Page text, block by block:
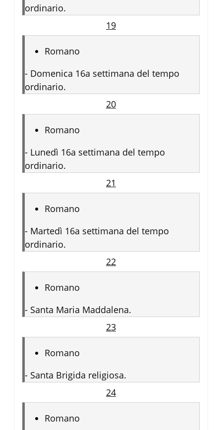
ordinario.
19
Romano
- Domenica 16a settimana del tempo
ordinario.
20
Romano
- Lunedì 16a settimana del tempo
ordinario.
21
Romano
- Martedì 16a settimana del tempo
ordinario.
22
Romano
- Santa Maria Maddalena.
23
Romano
- Santa Brigida religiosa.
24
Romano